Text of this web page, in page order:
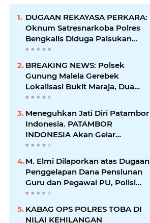
DUGAAN REKAYASA PERKARA:
Oknum Satresnarkoba Polres
Bengkalis Diduga Palsukan
Barang Bukti Hingga Paksa
BREAKING NEWS: Polsek
Gunung Malela Gerebek
Lokalisasi Bukit Maraja, Dua
Perempuan Menangis Saat
Diciduk Bersama Sabu
Meneguhkan Jati Diri Patambor
Indonesia. PATAMBOR
INDONESIA Akan Gelar
RAKERNAS II Di Jakarta.
M. Elmi Dilaporkan atas Dugaan
Penggelapan Dana Pensiunan
Guru dan Pegawai PU, Polisi
Pastikan Proses Hukum
KABAG OPS POLRES TOBA DI
NILAI KEHILANGAN